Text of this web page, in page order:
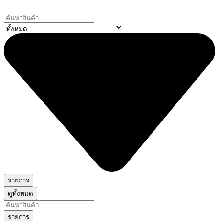
to
content
Search
...
รายการ
ดูทั้งหมด
Search
...
รายการ